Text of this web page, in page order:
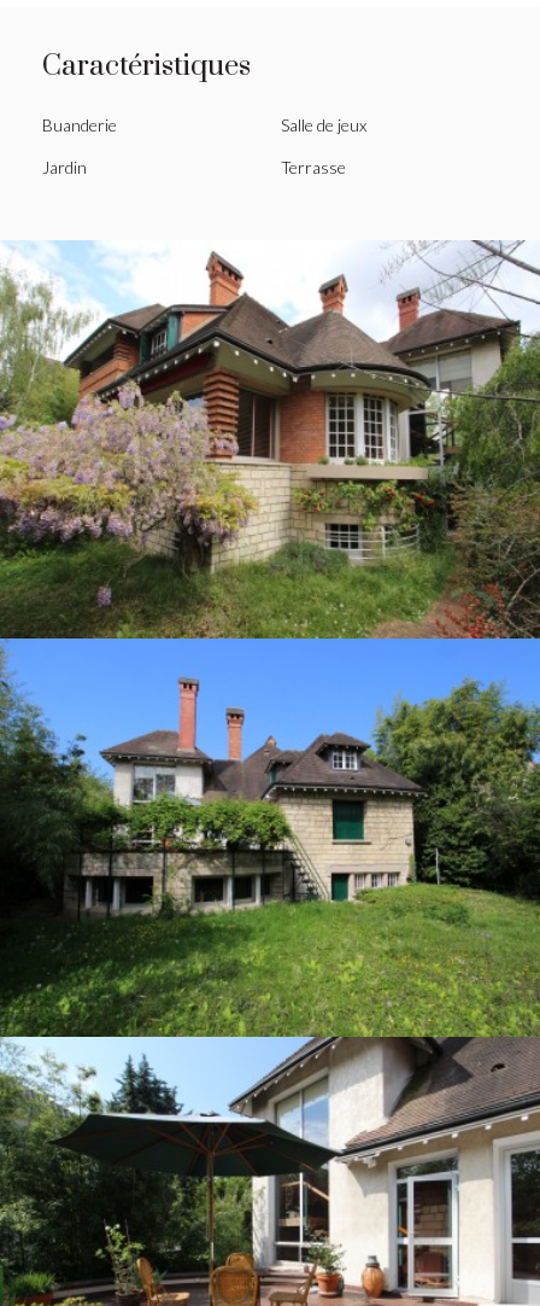
Caractéristiques
Buanderie
Jardin
Salle de jeux
Terrasse